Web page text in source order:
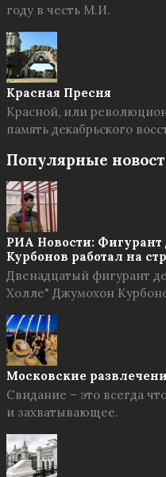
году в честь М.И.
Красная Пресня
Красной, или
память декабрьского
Популярные
РИА Новости: Фигурант
Курбонов работал на
Двенадцатый фигурант
Холле" Джумохон
Московские
Свидание – это всегда
и захватывающее.